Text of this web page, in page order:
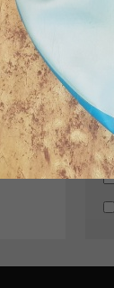
novinky